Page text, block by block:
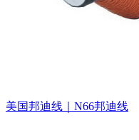
美国邦迪线｜N66邦迪线